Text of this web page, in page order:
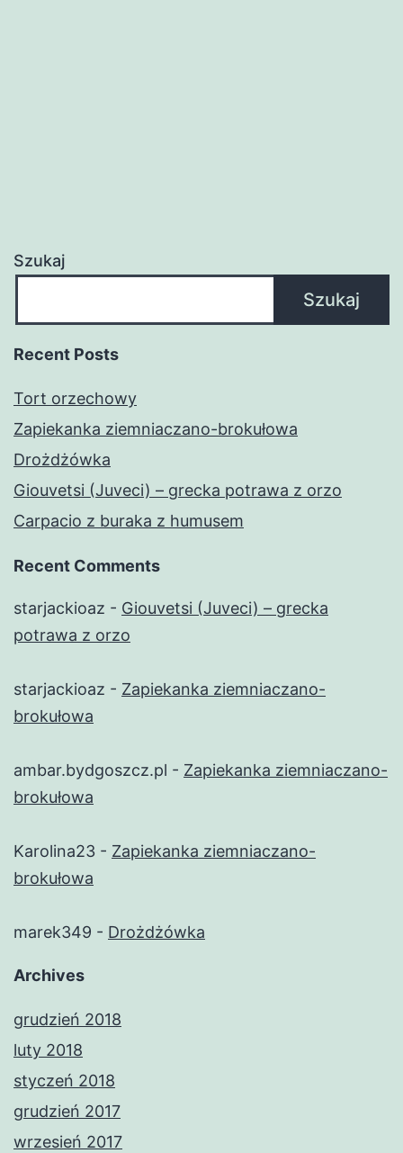
Szukaj
Szukaj
Recent Posts
Tort orzechowy
Zapiekanka ziemniaczano-brokułowa
Drożdżówka
Giouvetsi (Juveci) – grecka potrawa z orzo
Carpacio z buraka z humusem
Recent Comments
starjackioaz - Giouvetsi (Juveci) – grecka
potrawa z orzo
starjackioaz - Zapiekanka ziemniaczano-
brokułowa
ambar.bydgoszcz.pl - Zapiekanka ziemniaczano-
brokułowa
Karolina23 - Zapiekanka ziemniaczano-
brokułowa
marek349 - Drożdżówka
Archives
grudzień 2018
luty 2018
styczeń 2018
grudzień 2017
wrzesień 2017